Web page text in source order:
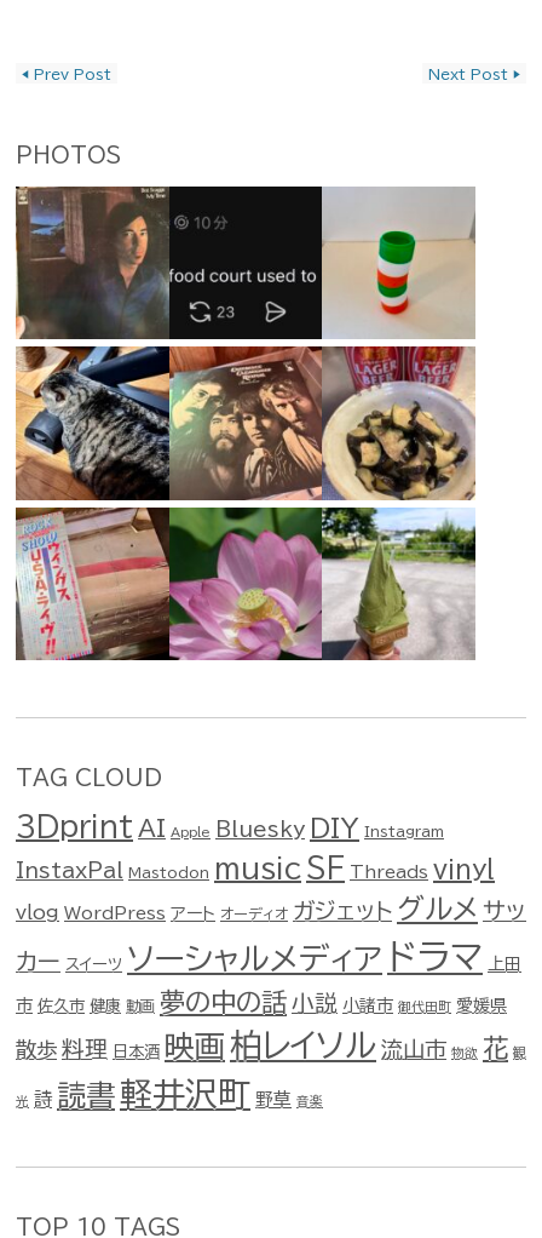
◀ Prev Post Next Post ▶
PHOTOS
TAG CLOUD
3Dprint AI Apple Bluesky DIY Instagram
InstaxPal Mastodon music SF Threads vinyl
vlog WordPress アート オーディオ ガジェット グルメ サッ
カー スイーツ ソーシャルメディア ドラマ 上田
市 佐久市 健康 動画 夢の中の話 小説 小諸市 御代田町 愛媛県
散歩 料理 日本酒 映画 柏レイソル 流山市 物欲 花 観
光 詩 読書軽井沢町 野草 音楽
TOP 10 TAGS